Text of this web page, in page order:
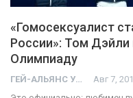
«Гомосексуалист
России»: Том
Олимпиаду
ГЕЙ-АЛЬЯНС УКРАИНА Авг 7,